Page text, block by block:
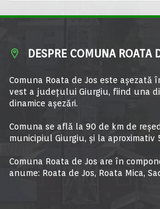
DESPRE COMUNA ROATA
Comuna Roata de Jos este aşezată
vest a judeţului Giurgiu, fiind una
dinamice aşezări.
Comuna se află la 90 de km de
municipiul Giurgiu, şi la aproximativ
Comuna Roata de Jos are în
anume: Roata de Jos, Roata Mica,